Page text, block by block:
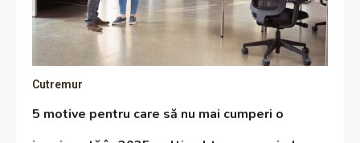
Cutremur
5 motive pentru care să nu mai cumperi o